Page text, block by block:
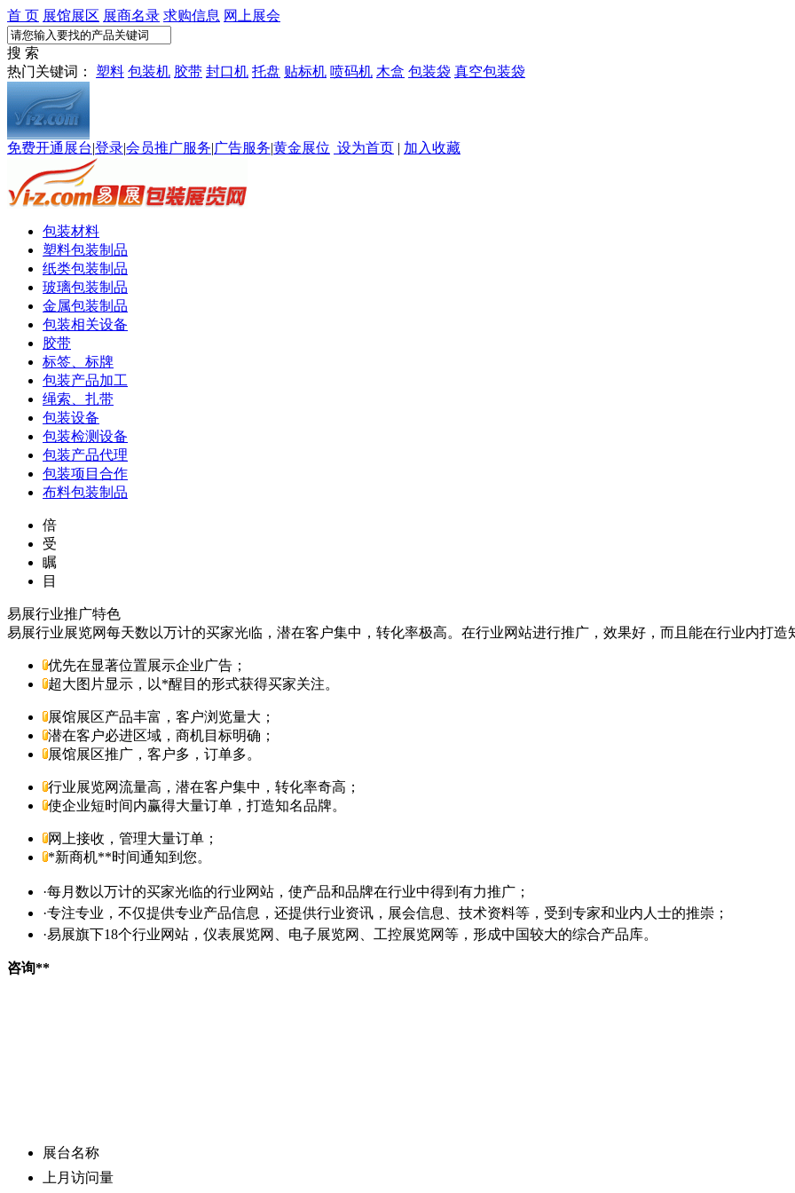
首 页 展馆展区 展商名录 求购信息 网上展会
搜 索
热门关键词： 塑料 包装机 胶带 封口机 托盘 贴标机 喷码机 木盒 包装袋 真空包装袋
免费开通展台|登录|会员推广服务|广告服务|黄金展位 设为首页 | 加入收藏
包装材料
塑料包装制品
纸类包装制品
玻璃包装制品
金属包装制品
包装相关设备
胶带
标签、标牌
包装产品加工
绳索、扎带
包装设备
包装检测设备
包装产品代理
包装项目合作
布料包装制品
倍
受
瞩
目
易展行业推广特色
易展行业展览网每天数以万计的买家光临，潜在客户集中，转化率极高。在行业网站进行推广，效果好，而且能在行业内打造
优先在显著位置展示企业广告；
超大图片显示，以*醒目的形式获得买家关注。
展馆展区产品丰富，客户浏览量大；
潜在客户必进区域，商机目标明确；
展馆展区推广，客户多，订单多。
行业展览网流量高，潜在客户集中，转化率奇高；
使企业短时间内赢得大量订单，打造知名品牌。
网上接收，管理大量订单；
*新商机**时间通知到您。
·每月数以万计的买家光临的行业网站，使产品和品牌在行业中得到有力推广；
·专注专业，不仅提供专业产品信息，还提供行业资讯，展会信息、技术资料等，受到专家和业内人士的推崇；
·易展旗下18个行业网站，仪表展览网、电子展览网、工控展览网等，形成中国较大的综合产品库。
咨询**
展台名称
上月访问量